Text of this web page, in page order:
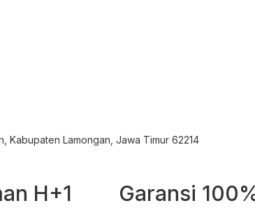
Kabupaten Lamongan, Jawa Timur 62214
H+1 Garansi